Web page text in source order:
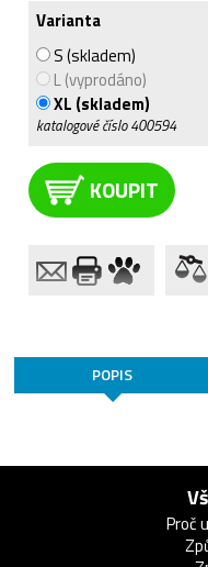
Varianta
S (skladem)
L (vyprodáno)
XL (skladem)
katalogové číslo400594
KOUPIT
POPIS
Proč